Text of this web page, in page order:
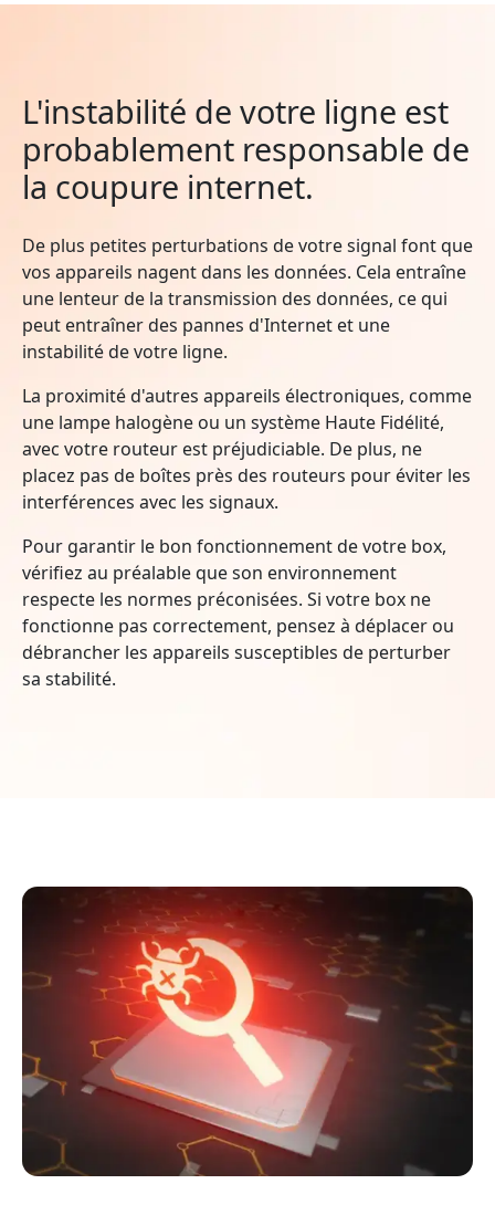
L'instabilité de votre ligne est
probablement responsable de
la coupure internet.
De plus petites perturbations de votre signal font que
vos appareils nagent dans les données. Cela entraîne
une lenteur de la transmission des données, ce qui
peut entraîner des pannes d'Internet et une
instabilité de votre ligne.
La proximité d'autres appareils électroniques, comme
une lampe halogène ou un système Haute Fidélité,
avec votre routeur est préjudiciable. De plus, ne
placez pas de boîtes près des routeurs pour éviter les
interférences avec les signaux.
Pour garantir le bon fonctionnement de votre box,
vérifiez au préalable que son environnement
respecte les normes préconisées. Si votre box ne
fonctionne pas correctement, pensez à déplacer ou
débrancher les appareils susceptibles de perturber
sa stabilité.